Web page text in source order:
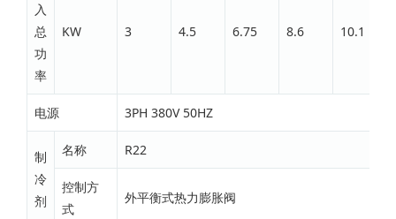
入
总
功
率
KW 3 4.5 6.75 8.6 10.1
电源 3PH 380V 50HZ
制
冷
剂
名称 R22
控制方
式
外平衡式热力膨胀阀